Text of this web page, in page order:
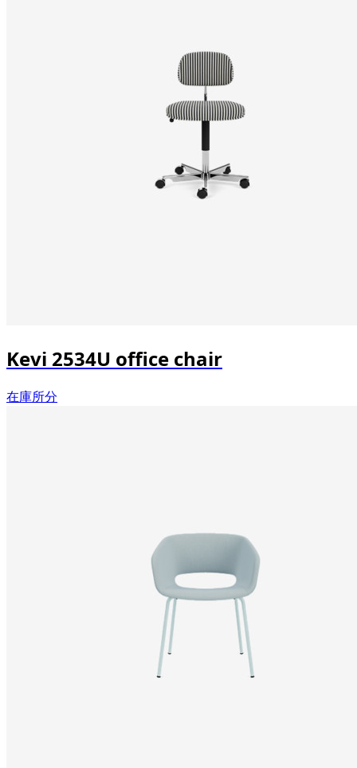
Kevi 2534U office chair
在庫所分